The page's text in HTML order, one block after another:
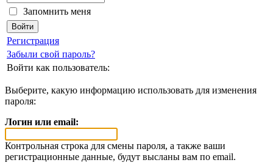
Запомнить меня
Регистрация
Забыли свой пароль?
Войти как пользователь:
Выберите, какую информацию использовать для изменения
пароля:
Логин или email:
Контрольная строка для смены пароля, а также ваши
регистрационные данные, будут высланы вам по email.